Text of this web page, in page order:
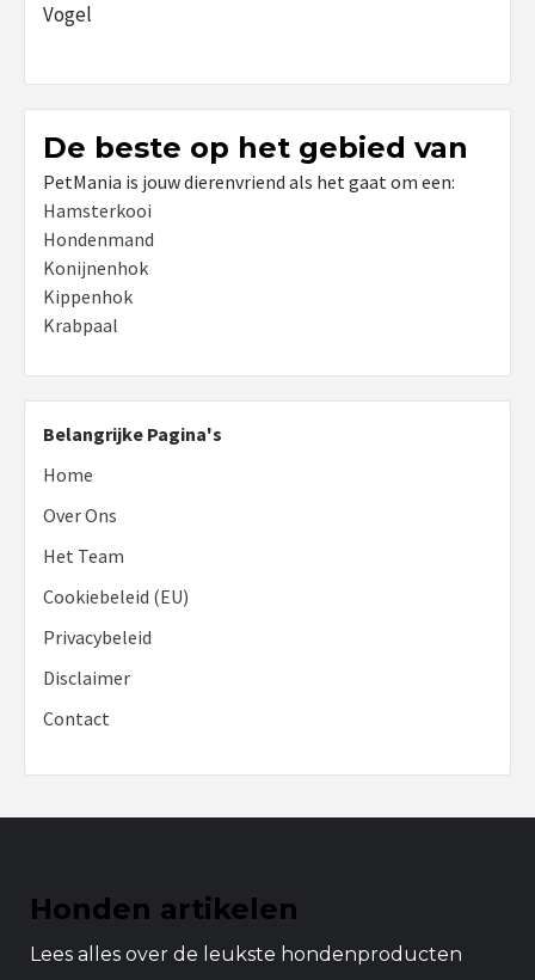
Vogel
De beste op het gebied van
PetMania is jouw dierenvriend als het gaat om een:
Hamsterkooi
Hondenmand
Konijnenhok
Kippenhok
Krabpaal
Belangrijke Pagina's
Home
Over Ons
Het Team
Cookiebeleid (EU)
Privacybeleid
Disclaimer
Contact
Honden artikelen
Lees alles over de leukste hondenproducten